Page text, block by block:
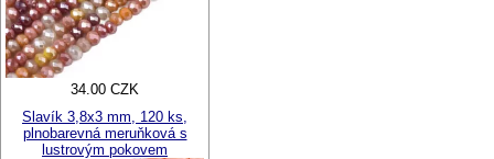
34.00 CZK
Slavík 3,8x3 mm, 120 ks,
plnobarevná meruňková s
lustrovým pokovem